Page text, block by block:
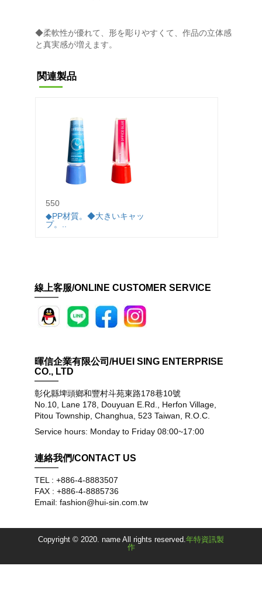
◆柔軟性が優れて、形を彫りやすくて、作品の立体感
と真実感が増えます。
関連製品
550
◆PP材質。◆大きいキャッ
プ。..
線上客服/ONLINE CUSTOMER SERVICE
暉信企業有限公司/HUEI SING ENTERPRISE
CO., LTD
彰化縣埤頭鄉和豐村斗苑東路178巷10號
No.10, Lane 178, Douyuan E.Rd., Herfon Village,
Pitou Township, Changhua, 523 Taiwan, R.O.C.
Service hours: Monday to Friday 08:00~17:00
連絡我們/CONTACT US
TEL : +886-4-8883507
FAX : +886-4-8885736
Email: fashion@hui-sin.com.tw
Copyright © 2020. name All rights reserved. 年特資訊製
作